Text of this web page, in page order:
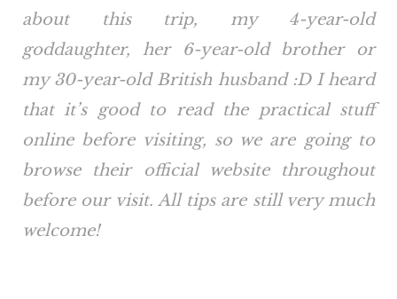
about this trip, my 4-year-old
goddaughter, her 6-year-old brother or
my 30-year-old British husband :D I heard
that it’s good to read the practical stuff
online before visiting, so we are going to
browse their official website throughout
before our visit. All tips are still very much
welcome!